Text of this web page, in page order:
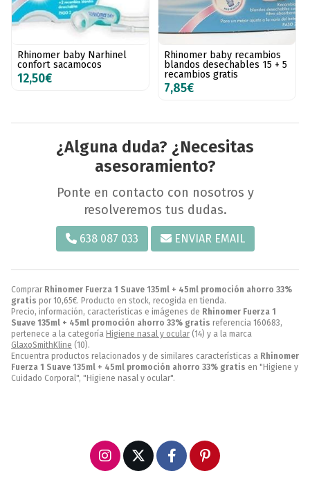
Comprar Rhinomer Fuerza 1 Suave 135ml + 45ml promoción ahorro 33%
gratis por 10,65€. Producto en stock, recogida en tienda.
Precio, información, características e imágenes de Rhinomer Fuerza 1
Suave 135ml + 45ml promoción ahorro 33% gratis referencia 160683,
pertenece a la categoría Higiene nasal y ocular (14) y a la marca
GlaxoSmithKline (10).
Encuentra productos relacionados y de similares características a Rhinomer
Fuerza 1 Suave 135ml + 45ml promoción ahorro 33% gratis en "Higiene y
Cuidado Corporal", "Higiene nasal y ocular".
Rhinomer baby Narhinel
confort sacamocos
12,50€
Rhinomer baby recambios
blandos desechables 15 + 5
recambios gratis
7,85€
¿Alguna duda? ¿Necesitas
asesoramiento?
Ponte en contacto con nosotros y
resolveremos tus dudas.
638 087 033 ENVIAR EMAIL